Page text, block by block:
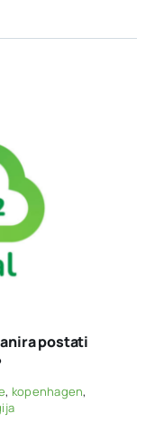
postati
, kopenhagen,